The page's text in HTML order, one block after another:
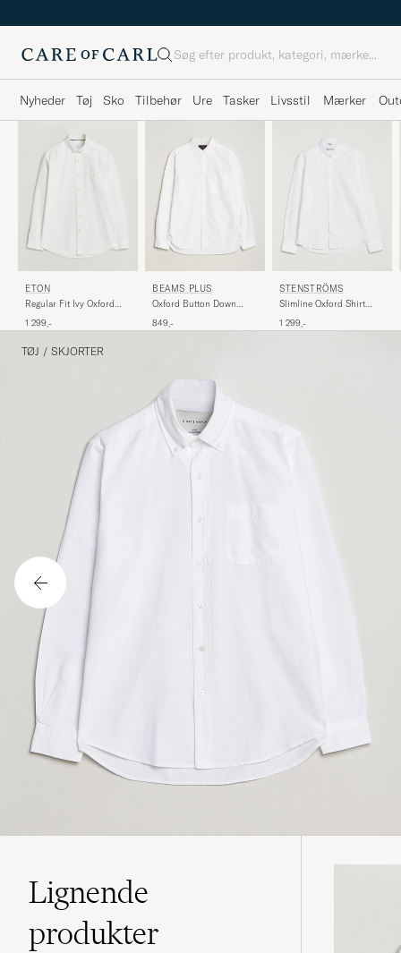
Søg
Nyheder Tøj Sko Tilbehør Ure Tasker Livsstil Mærker
ETON
Regular Fit Ivy Oxford
1 299,-
BEAMS PLUS
Oxford Button Down
849,-
STENSTRÖMS
Slimline Oxford Shirt
1 299,-
TØJ / SKJORTER
Lignende
produkter